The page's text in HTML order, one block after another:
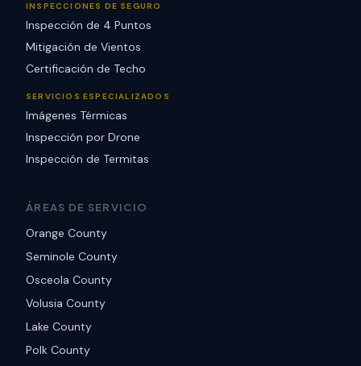
INSPECCIONES DE SEGURO
Inspección de 4 Puntos
Mitigación de Vientos
Certificación de Techo
SERVICIOS ESPECIALIZADOS
Imágenes Térmicas
Inspección por Drone
Inspección de Termitas
ÁREAS DE SERVICIO
Orange County
Seminole County
Osceola County
Volusia County
Lake County
Polk County